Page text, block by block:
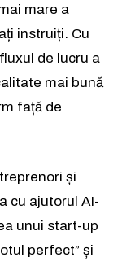
mare a
instruiți. Cu
de lucru a
mai bună
față de
și
cu ajutorul AI-
unui start-up
perfect” și